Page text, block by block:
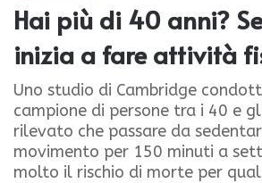
Hai più di 40 anni?
inizia a fare attività
Uno studio di Cambridge
campione di persone tra i 40 e
rilevato che passare da
movimento per 150 minuti a
molto il rischio di morte per